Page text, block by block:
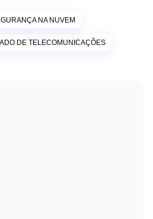
NA NUVEM
DE TELECOMUNICAÇÕES